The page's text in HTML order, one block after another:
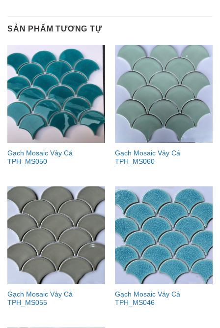
SẢN PHẨM TƯƠNG TỰ
Gạch Mosaic Vảy Cá
TPH_MS050
Gạch Mosaic Vảy Cá
TPH_MS060
Gạch Mosaic Vảy Cá
TPH_MS055
Gạch Mosaic Vảy Cá
TPH_MS046